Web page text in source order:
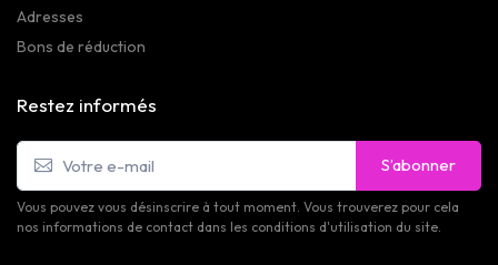
Adresses
Bons de réduction
Restez informés
S’abonner
Vous pouvez vous désinscrire à tout moment. Vous trouverez pour cela
nos informations de contact dans les conditions d'utilisation du site.